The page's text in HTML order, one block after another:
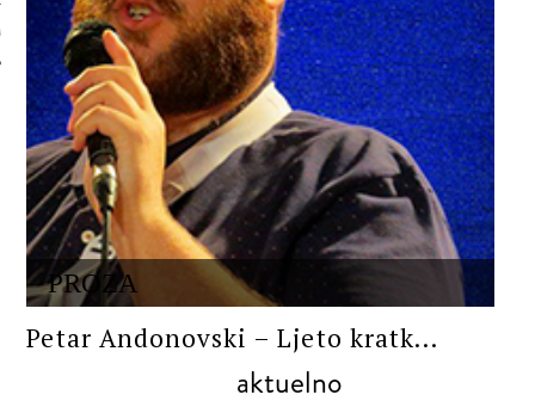
PROZA
Petar Andonovski – Ljeto kratk...
aktuelno